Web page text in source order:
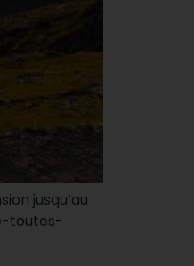
jusqu’au
toutes-